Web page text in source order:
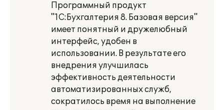
Программный продукт
"1С:Бухгалтерия 8. Базовая версия"
имеет понятный и дружелюбный
интерфейс, удобен в
использовании. В результате его
внедрения улучшилась
эффективность деятельности
автоматизированных служб,
сократилось время на выполнение